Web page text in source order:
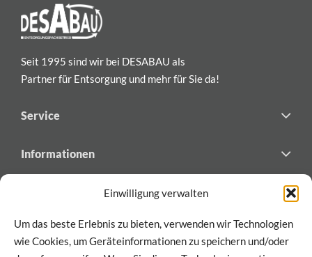
Einwilligung verwalten
Um das beste Erlebnis zu bieten, verwenden wir Technologien
wie Cookies, um Geräteinformationen zu speichern und/oder
Seit 1995 sind wir bei DESABAU als
Partner für Entsorgung und mehr für Sie da!
Service
Informationen
für exklusive Updates und Einblicke!